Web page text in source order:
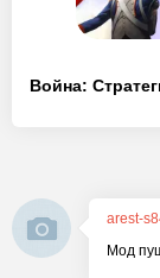
arest-
Мод